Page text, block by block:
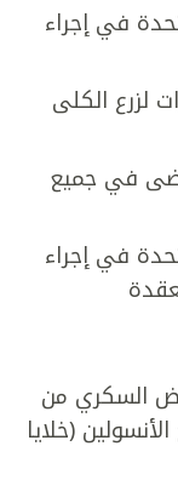
في إجراء
لزرع الكلى
في جميع
في إجراء
السكري من
(خلايا